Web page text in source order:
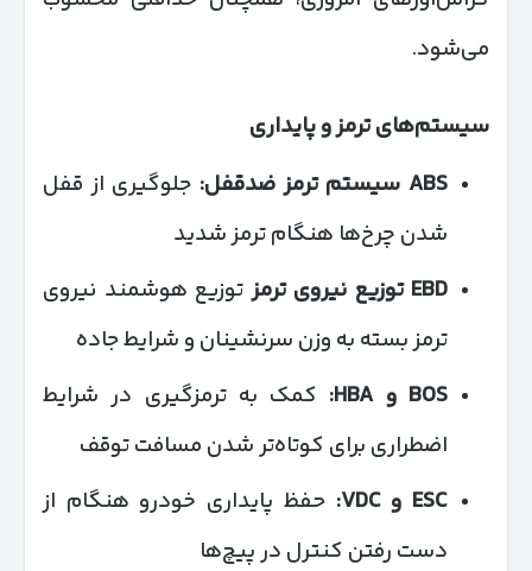
می‌شود.
سیستم‌های ترمز و پایداری
ABS سیستم ترمز ضدقفل: جلوگیری از قفل
شدن چرخ‌ها هنگام ترمز شدید
EBD توزیع نیروی ترمزتوزیع هوشمند نیروی
ترمز بسته به وزن سرنشینان و شرایط جاده
BOS و HBA:
کمک به ترمزگیری در شرایط
اضطراری برای کوتاه‌تر شدن مسافت توقف
ESC وVDC:
حفظ پایداری خودرو هنگام از
دست رفتن کنترل در پیچ‌ها